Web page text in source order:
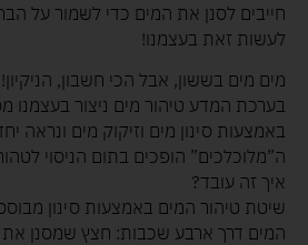
חייבים לסנן את המים כדי לשמור על
לעשות זאת בעצמנו!
מים מים בששון, אבל הכי חשבון, הניקיון!
בערכת המדע טיהור מים ניצור בעצמנו
באמצעות סינון מים וזיקוק מים ונראה
ה”מלוכלכים” הופכים בתום הניסוי
איך זה עובד?
שיטת טיהור המים באמצעות סינון
המים דרך ארבע שכבות: חצץ שמסנן את